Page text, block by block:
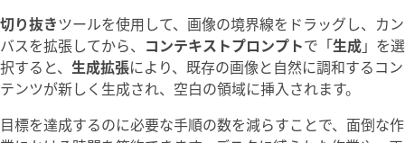
切り抜きツールを使用して、画像の境界線をドラッグし、カン
バスを拡張してから、 コンテキストプロンプトで「生成」を選
択すると、 生成拡張により、既存の画像と自然に調和するコン
テンツが新しく生成され、空白の領域に挿入されます。
目標を達成するのに必要な手順の数を減らすことで、面倒な作